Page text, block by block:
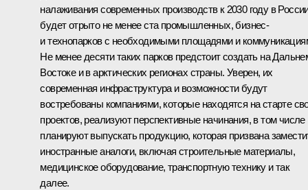
налаживания современных производств к 2030 году в
будет отрыто не менее ста промышленных, бизнес-
и технопарков с необходимыми площадями и
Не менее десяти таких парков предстоит создать на
Востоке и в арктических регионах страны. Уверен, их
современная инфраструктура и возможности будут
востребованы компаниями, которые находятся на старте
проектов, реализуют перспективные начинания, в том числе
планируют выпускать продукцию, которая призвана
иностранные аналоги, включая строительные материалы,
медицинское оборудование, транспортную технику и так
далее.